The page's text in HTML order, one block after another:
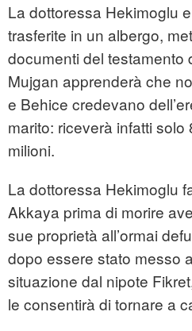
La dottoressa Hekimoglu
trasferite in un albergo,
documenti del testamento
Mujgan apprenderà che
e Behice credevano
marito: riceverà infatti
milioni.
La dottoressa Hekimoglu
Akkaya prima di morire
sue proprietà all’ormai
dopo essere stato messo
situazione dal nipote
le consentirà di tornare a